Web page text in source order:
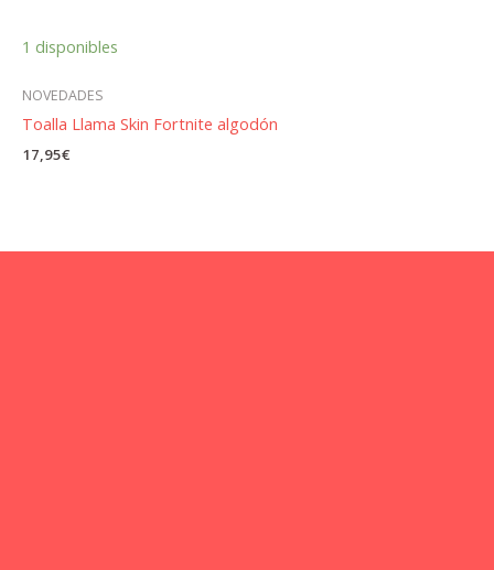
1 disponibles
NOVEDADES
Toalla Llama Skin Fortnite algodón
17,95€